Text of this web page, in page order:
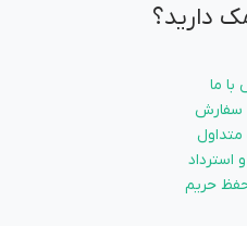
دارید؟
ما
سفارش
متداول
استرداد
حریم